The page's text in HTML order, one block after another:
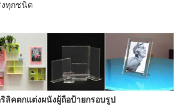
ทุกชนิด
ริลิคตกแต่งผนังผู้ถือป้ายกรอบรูป